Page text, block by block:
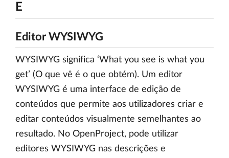
E
Editor WYSIWYG
WYSIWYG significa ‘What you see is what you
get’ (O que vê é o que obtém). Um editor
WYSIWYG é uma interface de edição de
conteúdos que permite aos utilizadores criar e
editar conteúdos visualmente semelhantes ao
resultado. No OpenProject, pode utilizar
editores WYSIWYG nas descrições e